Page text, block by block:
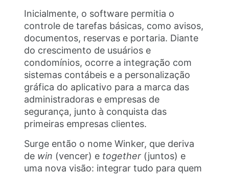
Inicialmente, o software permitia o
controle de tarefas básicas, como avisos,
documentos, reservas e portaria. Diante
do crescimento de usuários e
condomínios, ocorre a integração com
sistemas contábeis e a personalização
gráfica do aplicativo para a marca das
administradoras e empresas de
segurança, junto à conquista das
primeiras empresas clientes.
Surge então o nome Winker, que deriva
de win (vencer) e together (juntos) e
uma nova visão: integrar tudo para quem